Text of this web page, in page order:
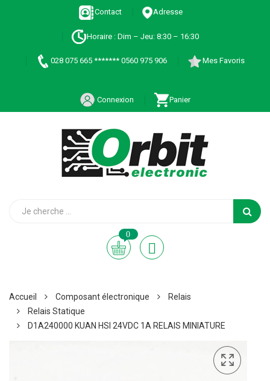
Contact Adresse
Horaire : Dim – Jeu: 8:30 – 16:30
028 075 665 ******* 0560 975 906 Mes Favoris
Connexion Panier
0
Accueil Composant électronique
Relais
Relais Statique
D1A240000 KUAN HSI 24VDC 1A RELAIS MINIATURE